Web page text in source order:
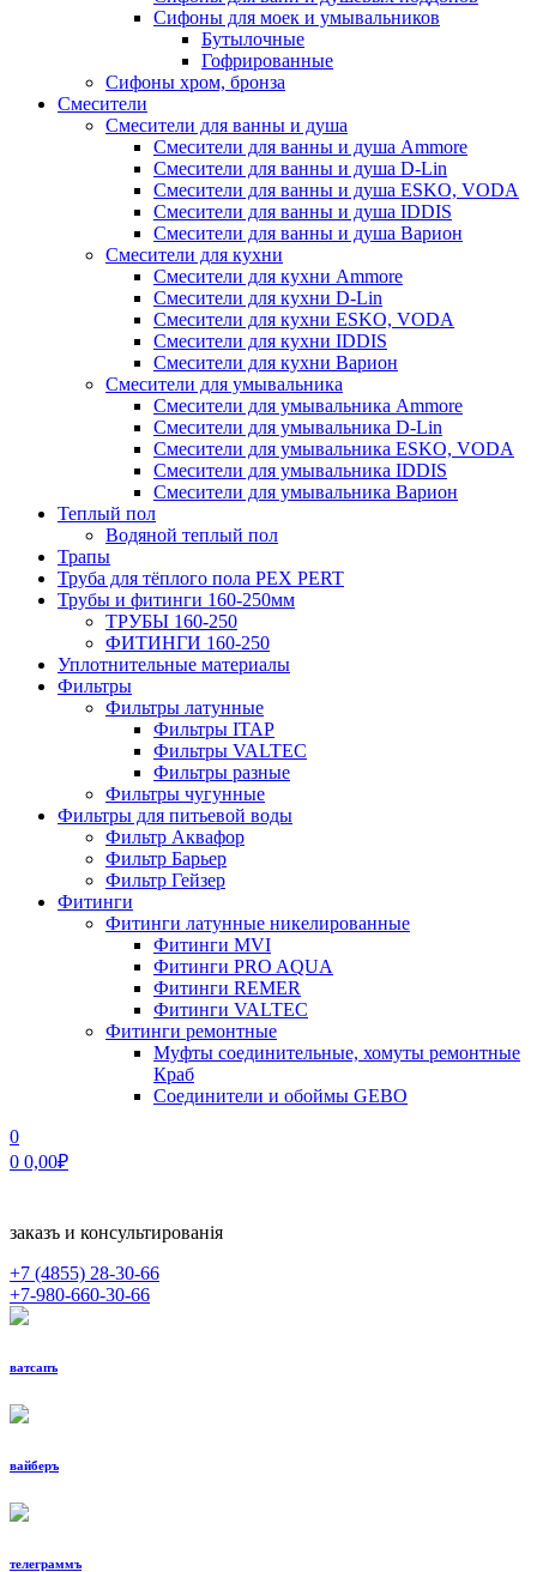
Сифоны для моек и умывальников
Бутылочные
Гофрированные
Сифоны хром, бронза
Смесители
Смесители для ванны и душа
Смесители для ванны и душа Ammore
Смесители для ванны и душа D-Lin
Смесители для ванны и душа ESKO, VODA
Смесители для ванны и душа IDDIS
Смесители для ванны и душа Варион
Смесители для кухни
Смесители для кухни Ammore
Смесители для кухни D-Lin
Смесители для кухни ESKO, VODA
Смесители для кухни IDDIS
Смесители для кухни Варион
Смесители для умывальника
Cмесители для умывальника Ammore
Смесители для умывальника D-Lin
Смесители для умывальника ESKO, VODA
Смесители для умывальника IDDIS
Смесители для умывальника Варион
Теплый пол
Водяной теплый пол
Трапы
Труба для тёплого пола PEX PERT
Трубы и фитинги 160-250мм
ТРУБЫ 160-250
ФИТИНГИ 160-250
Уплотнительные материалы
Фильтры
Фильтры латунные
Фильтры ITAP
Фильтры VALTEC
Фильтры разные
Фильтры чугунные
Фильтры для питьевой воды
Фильтр Аквафор
Фильтр Барьер
Фильтр Гейзер
Фитинги
Фитинги латунные никелированные
Фитинги MVI
Фитинги PRO AQUA
Фитинги REMER
Фитинги VALTEC
Фитинги ремонтные
Муфты соединительные, хомуты ремонтные
Краб
Соединители и обоймы GEBO
0
0 0,00₽
заказъ и консультированiя
+7 (4855) 28-30-66
+7-980-660-30-66
ватсапъ
вайберъ
телеграммъ